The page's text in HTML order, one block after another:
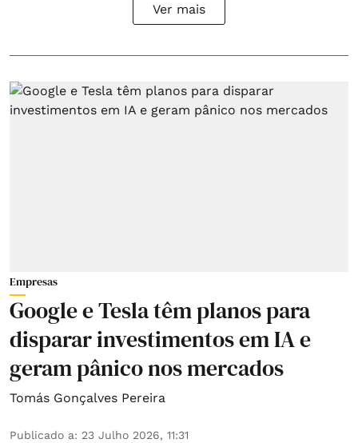
Ver mais
Empresas
Google e Tesla têm planos para
disparar investimentos em IA e
geram pânico nos mercados
Tomás Gonçalves Pereira
Publicado a: 23 Julho 2026, 11:31